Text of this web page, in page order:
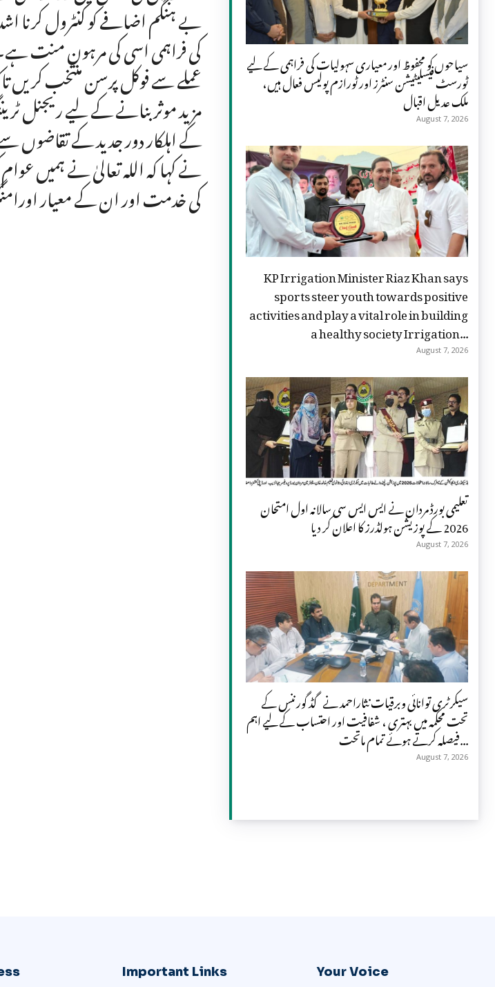
بے ہنگم اضافے کو کنٹرول کرنا
کی فراہمی اسی کی مرہون منت
عملے سے فوکل پرسن منتخب کریں
مزید موثر بنانے کے لیے ریجنل
کے اہلکار دور جدید کے
نے کہا کہ اللہ تعالیٰ نے ہمیں
کی خدمت اور ان کے معیار
سیاحوں کو محفوظ اور معیاری سہولیات کی فراہمی کے لیے
ٹورسٹ فیسلیٹیشن سنٹرز اور ٹورازم پولیس فعال ہیں،
ملک عدیل اقبال
August 7, 2026
KP Irrigation Minister Riaz Khan says
sports steer youth towards positive
activities and play a vital role in building
a healthy society Irrigation...
August 7, 2026
تعلیمی بورڈ مردان نے ایس ایس سی سالانہ اول امتحان
2026 کے پوزیشن ہولڈرز کا اعلان کر دیا
August 7, 2026
سیکرٹری توانائی وبرقیات نثاراحمد نے گڈ گورننس کے
تحت محکمہ میں بہتری ، شفافیت اور احتساب کے لیے اہم
فیصلہ کرتے ہوئے تمام ماتحت...
August 7, 2026
Important Links Your Voice